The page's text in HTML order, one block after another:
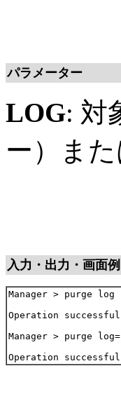
パラメーター
LOG: 対
ー）ま
入力・出力・画面例
Manager > purge log
Operation
Manager > purge